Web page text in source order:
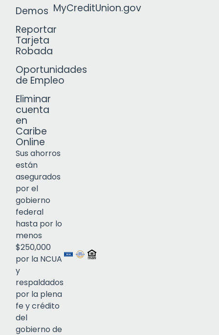
Demos
Reportar
Tarjeta
Robada
Oportunidades
de Empleo
Eliminar
cuenta
en
Caribe
Online
MyCreditUnion.gov
Sus ahorros
están
asegurados
por el
gobierno
federal
hasta por lo
menos
$250,000
por la NCUA
y
respaldados
por la plena
fe y crédito
del
gobierno de